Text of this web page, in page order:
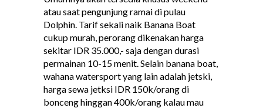
atau saat pengunjung ramai di pulau
Dolphin. Tarif sekali naik Banana Boat
cukup murah, perorang dikenakan harga
sekitar IDR 35.000,- saja dengan durasi
permainan 10-15 menit. Selain banana boat,
wahana watersport yang lain adalah jetski,
harga sewa jetksi IDR 150k/orang di
bonceng hinggan 400k/orang kalau mau